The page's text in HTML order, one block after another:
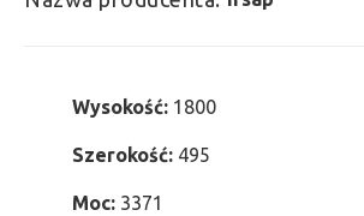
Wysokość: 1800
Szerokość: 495
Moc: 3371